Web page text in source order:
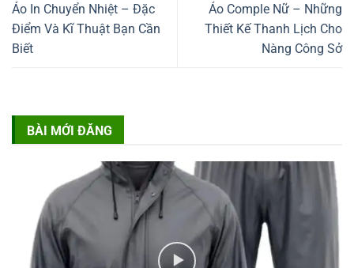
Áo In Chuyển Nhiệt – Đặc
Điểm Và Kĩ Thuật Bạn Cần
Biết
Áo Comple Nữ – Những
Thiết Kế Thanh Lịch Cho
Nàng Công Sở
BÀI MỚI ĐĂNG